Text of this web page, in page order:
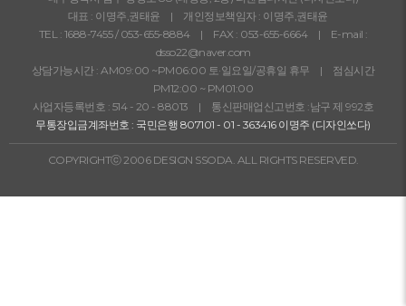
대표 : 이명주,권태윤 | 개인정보책임자 : 이명주,권태윤
TEL : 1688-7455/ 053-655-8884| FAX : 053-655-6664 | E-mail :
dsso22@naver.com
상담가능시간 : AM09:00 ~PM06:00 토·일요일/공휴일 휴무 | 점심시간
PM12:00 ~ PM01:00
사업자등록번호 : 514 - 20 - 88013 | 통신판매업신고번호 :남구 제 992호
무통장입금계좌번호 : 국민은행 807101 - 01 - 363416 이명주 (디자인쏘다)
COPYRIGHTⓒ 2006 DESIGN SSODA. ALL RIGHTS RESERVED.